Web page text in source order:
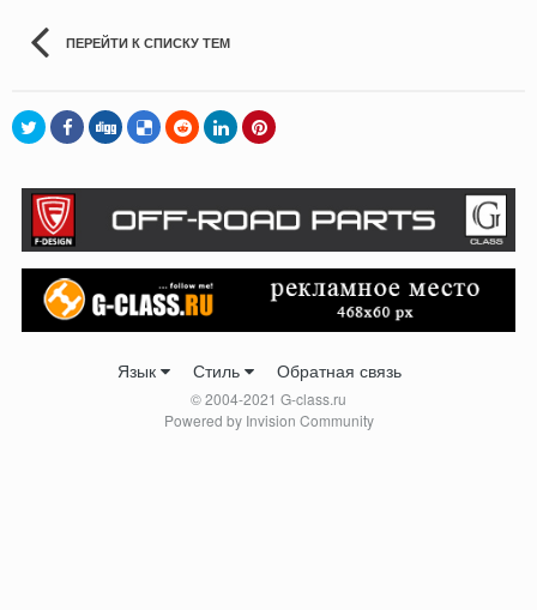
ПЕРЕЙТИ К СПИСКУ ТЕМ
Язык Стиль Обратная связь
© 2004-2021 G-class.ru
Powered by Invision Community